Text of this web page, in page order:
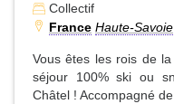
Collectif
France Haute-Savoie
Vous êtes les rois de
séjour 100% ski ou
Châtel ! Accompagné